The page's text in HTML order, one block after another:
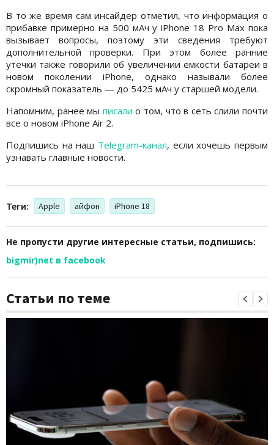
В то же время сам инсайдер отметил, что информация о
прибавке примерно на 500 мАч у iPhone 18 Pro Max пока
вызывает вопросы, поэтому эти сведения требуют
дополнительной проверки. При этом более ранние
утечки также говорили об увеличении емкости батареи в
новом поколении iPhone, однако называли более
скромный показатель — до 5425 мАч у старшей модели.
Напомним, ранее мы писали о том, что в сеть слили почти
все о новом iPhone Air 2.
Подпишись на наш Telegram-канал, если хочешь первым
узнавать главные новости.
Теги: Apple айфон iPhone 18
Не пропусти другие интересные статьи, подпишись:
bigmir)net в facebook
Статьи по теме